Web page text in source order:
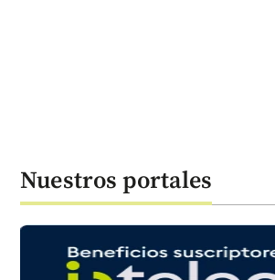
Nuestros portales